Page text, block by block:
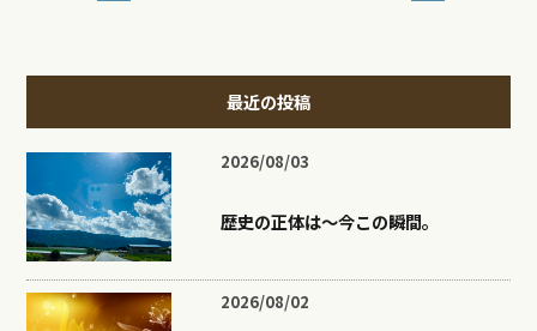
最近の投稿
2026/08/03
歴史の正体は〜今この瞬間。
2026/08/02